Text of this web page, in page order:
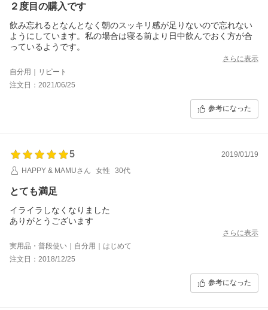
２度目の購入です
飲み忘れるとなんとなく朝のスッキリ感が足りないので忘れない
ようにしています。私の場合は寝る前より日中飲んでおく方が合
っているようです。
さらに表示
自分用｜リピート
注文日：2021/06/25
参考になった
5
2019/01/19
HAPPY & MAMUさん
女性 30代
とても満足
イライラしなくなりました
ありがとうございます
さらに表示
実用品・普段使い｜自分用｜はじめて
注文日：2018/12/25
参考になった